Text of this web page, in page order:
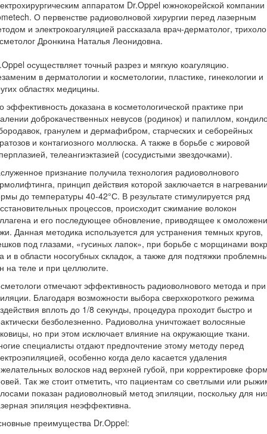
аппаратом Dr.Oppel южнокорейской компании
О первенстве радиоволновой хирургии перед лазерным
и электрокоагуляцией рассказала врач-дерматолог,
Дронкина Наталья Леонидовна.
осуществляет точный разрез и мягкую коагуляцию.
в дерматологии и косметологии, пластике, гинекологии и
областях медицины.
эффективность доказана в косметологической практике при
доброкачественных невусов (родинок) и папиллом,
гранулем и дермафибром, старческих и себорейных
и контагиозного моллюска. А также в борьбе с жировой
телеангиэктазией (сосудистыми звездочками).
признание получила технология радиоволнового
принцип действия которой заключается в
до температуры 40-42°С. В результате стимулируется ряд
процессов, происходит сжимание волокон
и его последующее обновление, приводящее к
Данная методика используется для устранения темных кругов,
под глазами, «гусиных лапок», при борьбе с морщинами
и в области носогубных складок, а также для подтяжки
на теле и при целлюлите.
отмечают эффективность радиоволнового метода и при
Благодаря возможности выбора сверхкороткого режима
вплоть до 1/8 секунды, процедура проходит быстро и
безболезненно. Радиоволна уничтожает волосяные
но при этом исключает влияние на окружающие ткани.
специалисты отдают предпочтение этому методу перед
особенно когда дело касается удаления
волосков над верхней губой, при корректировке
Так же стоит отметить, что пациентам со светлыми или
показан радиоволновый метод эпиляции, поскольку для
эпиляция неэффективна.
преимущества Dr.Oppel: